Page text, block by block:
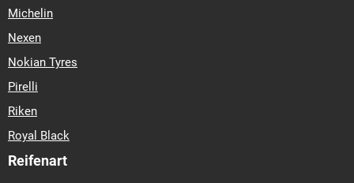
Michelin
Nexen
Nokian Tyres
Pirelli
Riken
Royal Black
Reifenart